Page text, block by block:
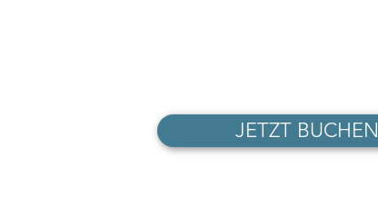
JETZT BUCHEN